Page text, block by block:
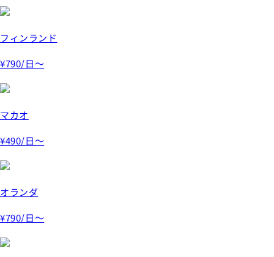
フィンランド
¥790/日～
マカオ
¥490/日～
オランダ
¥790/日～